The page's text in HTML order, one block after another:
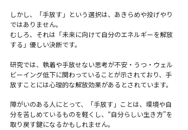
しかし、「手放す」という選択は、あきらめや投げやり
ではありません。
むしろ、それは「未来に向けて自分のエネルギーを解放
する」優しい決断です。
研究では、執着や手放せない思考が不安・うつ・ウェル
ビーイング低下に関わっていることが示されており、手
放すことには心理的な解放効果があるとされています。
障がいのある人にとって、「手放す」ことは、環境や自
分を苦しめているものを軽くし、“自分らしい生き方”を
取り戻す鍵になるかもしれません。